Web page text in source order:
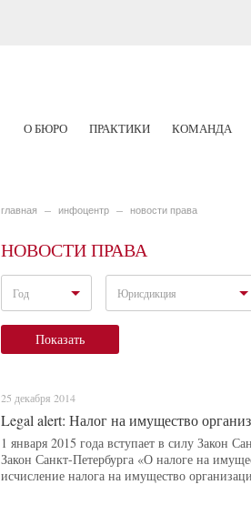
О БЮРО ПРАКТИКИ КОМАНДА
главная инфоцентр новости права
НОВОСТИ ПРАВА
Год Юрисдикция
Показать
25 декабря 2014
Legal alert: Налог на имущество
1 января 2015 года вступает в силу Закон
Закон Санкт-Петербурга «О налоге на
исчисление налога на имущество